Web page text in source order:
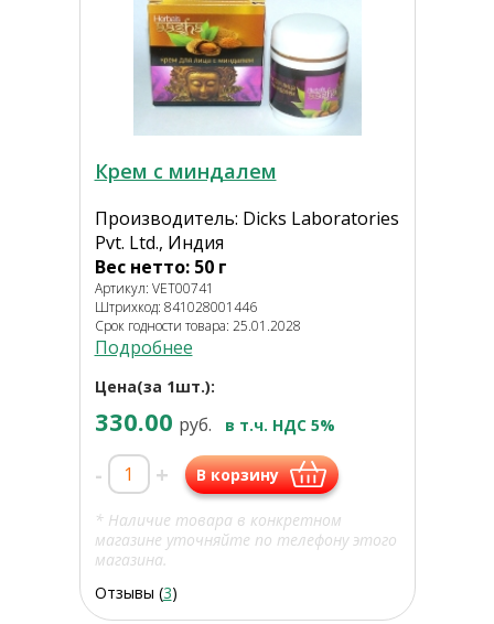
Крем с миндалем
Производитель: Dicks Laboratories
Pvt. Ltd., Индия
Вес нетто: 50 г
Артикул: VET00741
Штрихкод: 841028001446
Срок годности товара: 25.01.2028
Подробнее
Цена(за 1шт.):
330.00 руб. в т.ч. НДС 5%
- + В корзину
* Наличие товара в конкретном
магазине уточняйте по телефону этого
магазина.
Отзывы (3)